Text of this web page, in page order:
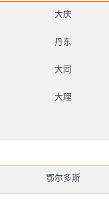
大庆
丹东
大同
大理
鄂尔多斯